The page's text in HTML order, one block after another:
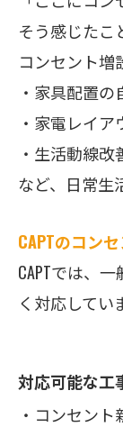
そう感じたこ
コンセント増
・家具配置の
・家電レイア
・生活動線改
など、日常生
CAPTのコン
CAPTでは、
く対応してい
対応可能な工
・コンセント